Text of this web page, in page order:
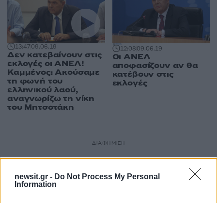
newsit.gr - Do Not Process My Personal
Information
13:4709.06.19
Δεν κατεβαίνουν στις
εκλογές οι ΑΝΕΛ!
Καμμένος: Ακούσαμε
τη φωνή του
ελληνικού λαού,
αναγνωρίζω τη νίκη
του Μητσοτάκη
12:0809.06.19
Οι ΑΝΕΛ
αποφασίζουν αν θα
κατέβουν στις
εκλογές
ΔΙΑΦΗΜΙΣΗ